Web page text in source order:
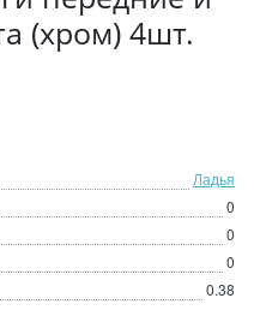
(хром) 4шт.
Ладья
0
0
0
0.38